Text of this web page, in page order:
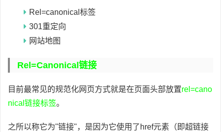
Rel=canonical标签
301重定向
网站地图
Rel=canonical链接
目前最常见的规范化网页方式就是在页面头部放置rel=cano
nical链接标签。
之所以称它为"链接"，是因为它使用了href元素（即超链接